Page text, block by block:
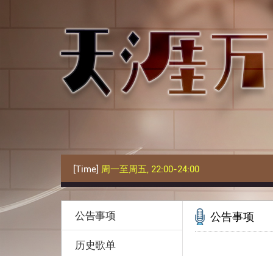
[Time] 周一至周五, 22:00-24:00
公告事项
历史歌单
公告事项